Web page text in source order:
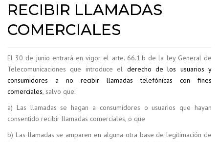
RECIBIR LLAMADAS
COMERCIALES
El 30 de junio entrará en vigor el arte. 66.1.b de la ley General de
Telecomunicaciones que introduce el derecho de los usuarios y
consumidores a no recibir llamadas telefónicas con fines
comerciales, salvo que:
a) Las llamadas se hagan a consumidores o usuarios que hayan
consentido recibir llamadas comerciales, o que
b) Las llamadas se amparen en alguna otra base de legitimación de